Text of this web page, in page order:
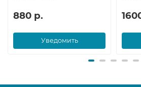
880 р.
Уведомить